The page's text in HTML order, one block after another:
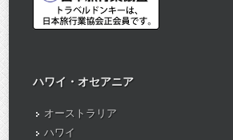
ハワイ・オセアニア
オーストラリア
ハワイ